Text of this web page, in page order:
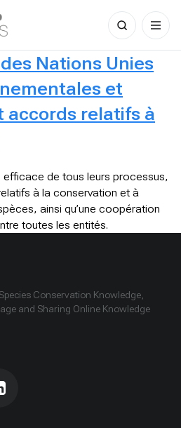
Search
for:
Nations Unies
et
accords relatifs à
de tous leurs processus,
à la conservation et à
ainsi qu’une coopération
toutes les entités.
Conservation Knowledge,
and Sharing Online Knowledge